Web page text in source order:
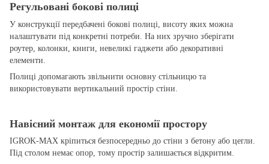
Регульовані бокові полиці
У конструкції передбачені бокові полиці, висоту яких можна
налаштувати під конкретні потреби. На них зручно зберігати
роутер, колонки, книги, невеликі гаджети або декоративні
елементи.
Полиці допомагають звільнити основну стільницю та
використовувати вертикальний простір стіни.
Навісний монтаж для економії простору
IGROK-MAX кріпиться безпосередньо до стіни з бетону або цегли.
Під столом немає опор, тому простір залишається відкритим.